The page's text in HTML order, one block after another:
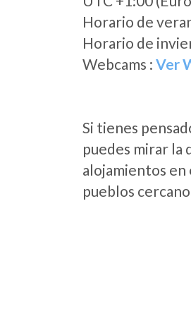
Horario de
Horario de
Webcams : Ver
Si tienes
puedes mirar la
alojamientos en
pueblos